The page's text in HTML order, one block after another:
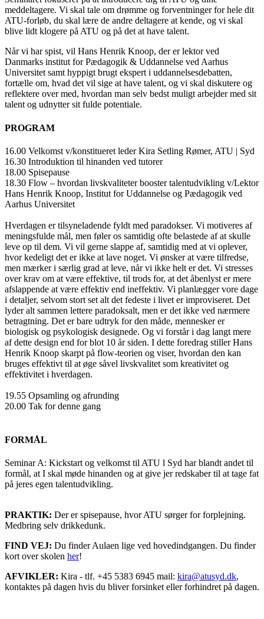
meddeltagere. Vi skal tale om drømme og forventninger for hele dit
ATU-forløb, du skal lære de andre deltagere at kende, og vi skal
blive lidt klogere på ATU og på det at have talent.
Når vi har spist, vil Hans Henrik Knoop, der er lektor ved
Danmarks institut for Pædagogik & Uddannelse ved Aarhus
Universitet samt hyppigt brugt ekspert i uddannelsesdebatten,
fortælle om, hvad det vil sige at have talent, og vi skal diskutere og
reflektere over med, hvordan man selv bedst muligt arbejder med sit
talent og udnytter sit fulde potentiale.
PROGRAM
16.00 Velkomst v/konstitueret leder Kira Setling Rømer, ATU | Syd
16.30 Introduktion til hinanden ved tutorer
18.00 Spisepause
18.30 Flow – hvordan livskvaliteter booster talentudvikling v/Lektor
Hans Henrik Knoop, Institut for Uddannelse og Pædagogik ved
Aarhus Universitet
Hverdagen er tilsyneladende fyldt med paradokser. Vi motiveres af
meningsfulde mål, men føler os samtidig ofte belastede af at skulle
leve op til dem. Vi vil gerne slappe af, samtidig med at vi oplever,
hvor kedeligt det er ikke at lave noget. Vi ønsker at være tilfredse,
men mærker i særlig grad at leve, når vi ikke helt er det. Vi stresses
over krav om at være effektive, til trods for, at det åbenlyst er mere
afslappende at være effektiv end ineffektiv. Vi planlægger vore dage
i detaljer, selvom stort set alt det fedeste i livet er improviseret. Det
lyder alt sammen lettere paradoksalt, men er det ikke ved nærmere
betragtning. Det er bare udtryk for den måde, mennesker er
biologisk og psykologisk designede. Og vi forstår i dag langt mere
af dette design end for blot 10 år siden. I dette foredrag stiller Hans
Henrik Knoop skarpt på flow-teorien og viser, hvordan den kan
bruges effektivt til at øge såvel livskvalitet som kreativitet og
effektivitet i hverdagen.
19.55 Opsamling og afrunding
20.00 Tak for denne gang
FORMÅL
Seminar A: Kickstart og velkomst til ATU l Syd har blandt andet til
formål, at I skal møde hinanden og at give jer redskaber til at tage fat
på jeres egen talentudvikling.
PRAKTIK: Der er spisepause, hvor ATU sørger for forplejning.
Medbring selv drikkedunk.
FIND VEJ: Du finder Aulaen lige ved hovedindgangen. Du finder
kort over skolen her!
AFVIKLER: Kira - tlf. +45 5383 6945 mail: kira@atusyd.dk,
kontaktes på dagen hvis du bliver forsinket eller forhindret på dagen.